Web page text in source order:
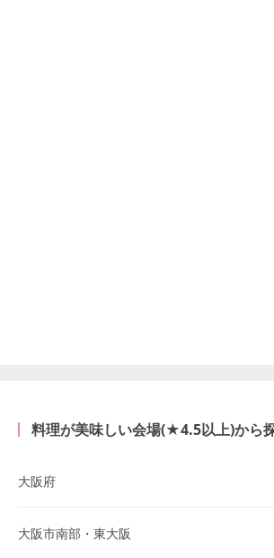
料理が美味しい会場(★4.5以上)から
大阪府
大阪市南部・東大阪